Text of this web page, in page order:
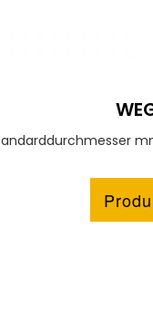
mm: